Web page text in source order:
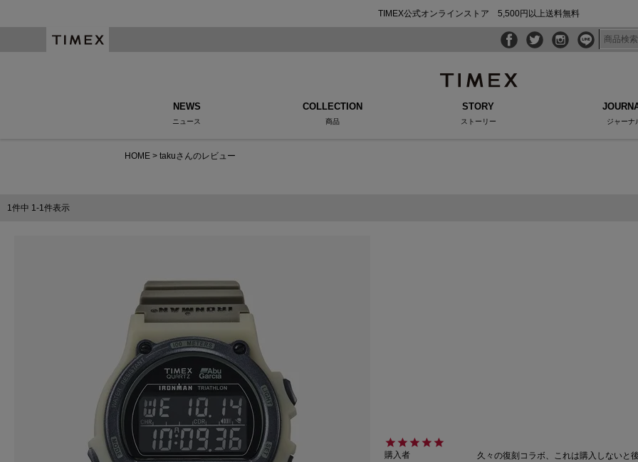
TIMEX公式オンラインストア 5,500円以上送料無料
NEWS
ニュース
COLLECTION
商品
STORY
ストーリー ジャーナ
HOME takuさんのレビュー
1件中 1-1件表示
購入者
久々の復刻コラボ、これは購入しないと